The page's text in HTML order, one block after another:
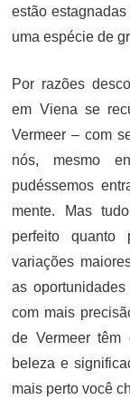
estão
uma espécie de
Por razões
em Viena se
Vermeer – com
nós, mesmo
pudéssemos
mente. Mas
perfeito quanto
variações
as
com mais
de Vermeer têm
beleza e
mais perto você